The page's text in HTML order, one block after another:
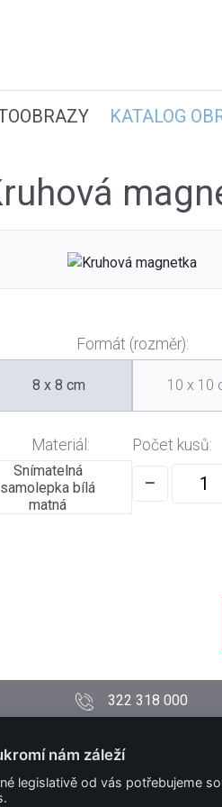
KATALOG
Formát (rozměr):
8 x 8 cm 10 x 10
Materiál:
Snímatelná
samolepka bílá
matná
Počet kusů:
−
322 318 000
PODMÍNKY
Technické podmínky
nám záleží
legislativě od vás potřebujeme